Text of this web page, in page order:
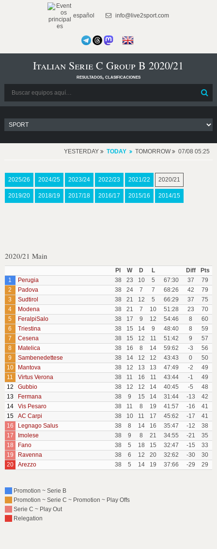
español info@live2sport.com
Italian Serie C Group B 2020/21
resultados, clasificaciones
YESTERDAY TODAY TOMORROW 07/08 05:25
2025/26 2024/25 2023/24 2022/23 2021/22 2020/21
2019/20 2018/19 2017/18 2016/17 2015/16 2014/15
2020/21 Main
Pl W D L Diff
Pts
1
Perugia 38 23 10 5 67:30 37
79
2
Padova 38 24 7 7 68:26 42
79
3
Sudtirol 38 21 12 5 66:29 37
75
4
Modena 38 21 7 10 51:28 23
70
5
FeralpiSalo 38 17 9 12 54:46 8
60
6
Triestina 38 15 14 9 48:40 8
59
7
Cesena 38 15 12 11 51:42 9
57
8
Matelica 38 16 8 14 59:62 -3
56
9
Sambenedettese 38 14 12 12 43:43 0
50
10
Mantova 38 12 13 13 47:49 -2
49
11
Virtus Verona 38 11 16 11 43:44 -1
49
12
Gubbio 38 12 12 14 40:45 -5
48
13
Fermana 38 9 15 14 31:44 -13
42
14
Vis Pesaro 38 11 8 19 41:57 -16
41
15
AC Carpi 38 10 11 17 45:62 -17
41
16
Legnago Salus 38 8 14 16 35:47 -12
38
17
Imolese 38 9 8 21 34:55 -21
35
18
Fano 38 5 18 15 32:47 -15
33
19
Ravenna 38 6 12 20 32:62 -30
30
20
Arezzo 38 5 14 19 37:66 -29 29
Promotion ~ Serie B
Promotion ~ Serie C ~ Promotion ~ Play Offs
Serie C ~ Play Out
Relegation